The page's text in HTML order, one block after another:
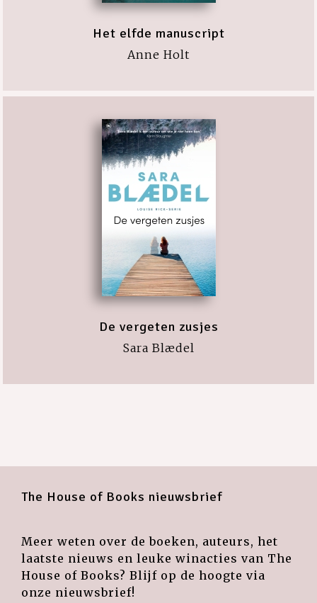
Het elfde manuscript
Anne Holt
De vergeten zusjes
Sara Blædel
The House of Books nieuwsbrief
Meer weten over de boeken, auteurs, het
laatste nieuws en leuke winacties van The
House of Books? Blijf op de hoogte via
onze nieuwsbrief!